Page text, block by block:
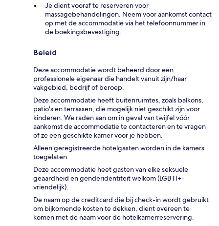
Je dient vooraf te reserveren voor
massagebehandelingen. Neem voor aankomst contact
op met de accommodatie via het telefoonnummer in
de boekingsbevestiging.
Beleid
Deze accommodatie wordt beheerd door een
professionele eigenaar die handelt vanuit zijn/haar
vakgebied, bedrijf of beroep.
Deze accommodatie heeft buitenruimtes, zoals balkons,
patio's en terrassen, die mogelijk niet geschikt zijn voor
kinderen. We raden aan om in geval van twijfel vóór
aankomst de accommodatie te contacteren en te vragen
of ze een geschikte kamer voor je hebben.
Alleen geregistreerde hotelgasten worden in de kamers
toegelaten.
Deze accommodatie heet gasten van elke seksuele
geaardheid en genderidentiteit welkom (LGBTI+-
vriendelijk).
De naam op de creditcard die bij check-in wordt gebruikt
om bijkomende kosten te dekken, dient overeen te
komen met de naam voor de hotelkamerreservering.